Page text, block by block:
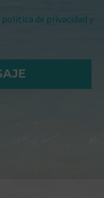
política de privacidad y